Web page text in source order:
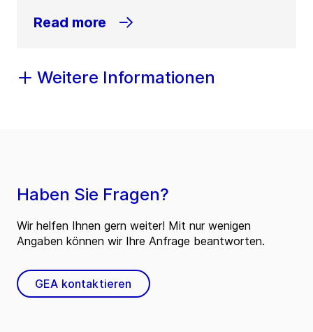
Read more
Weitere Informationen
Haben Sie Fragen?
Wir helfen Ihnen gern weiter! Mit nur wenigen
Angaben können wir Ihre Anfrage beantworten.
GEA kontaktieren